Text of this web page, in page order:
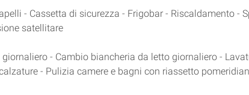
- Cassetta di sicurezza - Frigobar - Riscaldamento -
satellitare
- Cambio biancheria da letto giornaliero -
- Pulizia camere e bagni con riassetto